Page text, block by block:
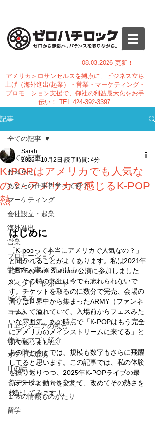
08.03.2026 更新！
アメリカ＞ロサンゼルスを拠点に、ビジネス立ち
上げ（海外進出/起業）・営業・マーケティング・
プロモーション支援で、御社の利益最大化をお手
伝い！ TEL:424-392-3397
記事
全ての記事
お知らせ
あなたの仕事哲学って何？
マーケティング
会社設立・起業
海外進出
営業
プロモーション
労務＆人事 in アメリカ
イベント・レポート
ビジネス
コラム
ITエンジニアの視点
使えるアプリ紹介
オフィス環境
ITの話
インタビュー・セミナー
１％の情熱ものがたり
留学
全ての記事
K-POPはアメリカでも人気な
の？- アメリカで感じるK-POP
熱
Sarah
2025年10月2日 読了時間: 4分
はじめに
「K-popって本当にアメリカで人気なの？」
と聞かれることがよくあります。私は2021年
にBTSの Sofi Stadium 公演に参加しました
が、その時の熱狂は今でも忘れられないで
す。チケットを取るのに数分で完売、会場の
周りは世界中から集まったARMY（ファンネ
ーム）で溢れていて、入場前からフェスみた
いな雰囲気。あの時点で「K-POPはもう完全
にアメリカのメインストリームに来てる」と
肌で感じました。
あの時と今とでは、規模も数字もさらに飛躍
してると思います。この記事では、私の体験
を振り返りつつ、2025年K-POPライブの最
新データと動向を交えて、改めてその熱さを
検証してみます！